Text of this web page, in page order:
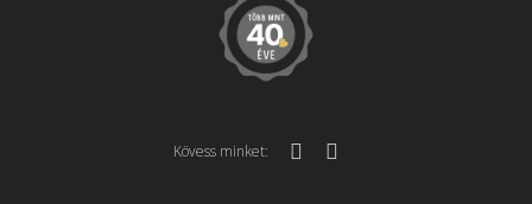
Kövess minket: